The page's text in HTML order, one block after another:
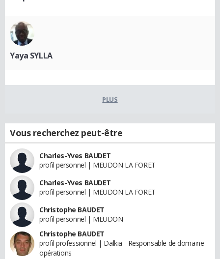
Yaya SYLLA
PLUS
Vous recherchez peut-être
Charles-Yves BAUDET
profil personnel | MEUDON LA FORET
Charles-Yves BAUDET
profil personnel | MEUDON LA FORET
Christophe BAUDET
profil personnel | MEUDON
Christophe BAUDET
profil professionnel | Dalkia - Responsable de domaine
opérations